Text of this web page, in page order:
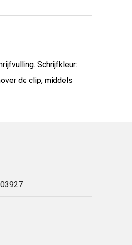
Schrijfkleur:
de clip, middels